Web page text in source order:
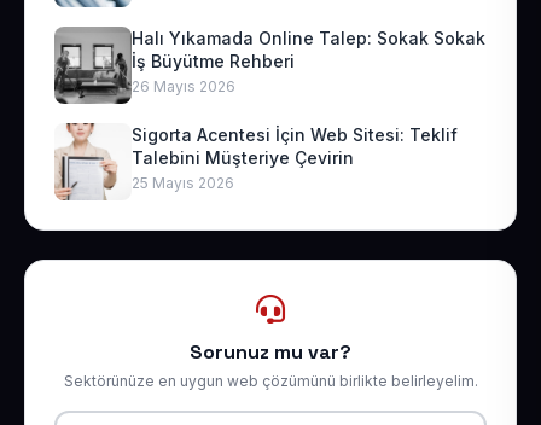
Halı Yıkamada Online Talep: Sokak Sokak
İş Büyütme Rehberi
26 Mayıs 2026
Sigorta Acentesi İçin Web Sitesi: Teklif
Talebini Müşteriye Çevirin
25 Mayıs 2026
Sorunuz mu var?
Sektörünüze en uygun web çözümünü birlikte belirleyelim.